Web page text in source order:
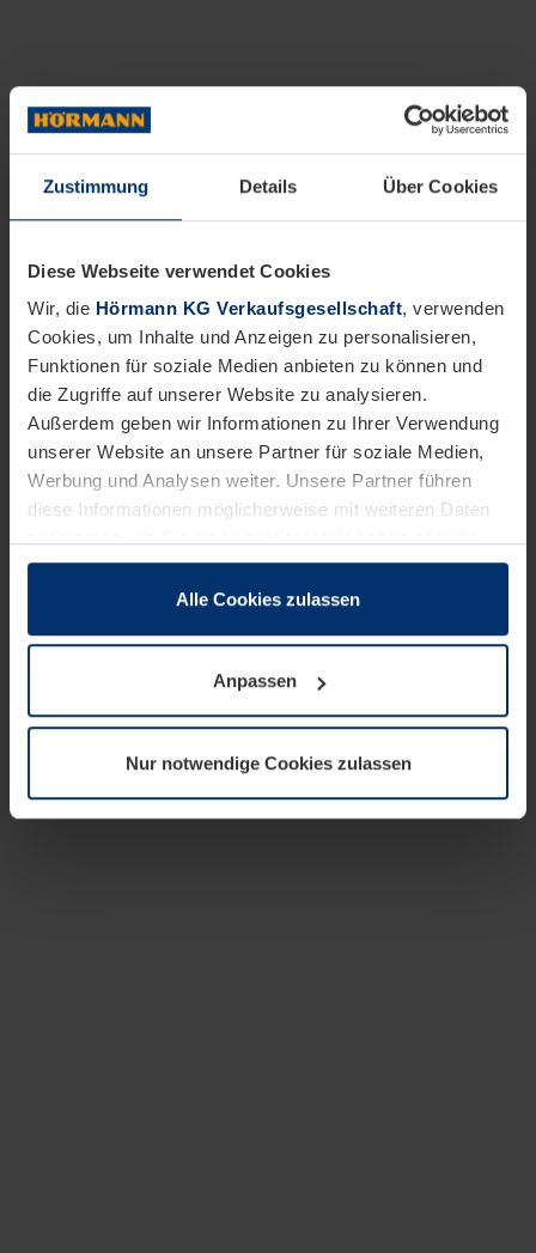
Zustimmung Details Über Cookies
Diese Webseite verwendet Cookies
Wir, die Hörmann KG Verkaufsgesellschaft, verwenden
Cookies, um Inhalte und Anzeigen zu personalisieren,
Funktionen für soziale Medien anbieten zu können und
die Zugriffe auf unserer Website zu analysieren.
Außerdem geben wir Informationen zu Ihrer Verwendung
unserer Website an unsere Partner für soziale Medien,
Werbung und Analysen weiter. Unsere Partner führen
diese Informationen möglicherweise mit weiteren Daten
sie im Rahmen Ihrer Nutzung der Dienste gesammelt
wenn diese für den Betrieb dieser Seite unbedingt
notwendig sind. Für alle anderen Cookie-Typen benötigen
wir Ihre Erlaubnis. Ihre Einwilligung können Sie jederzeit
Datenschutzerklärungunserer Website ändern oder
widerrufen.
Alle Cookies zulassen
Anpassen
Nur notwendige Cookies zulassen